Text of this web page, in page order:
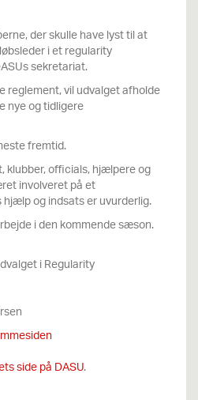
der skulle have lyst til at
i et regularity
sekretariat.
reglement, vil udvalget afholde
nye og tidligere
fremtid.
klubber, officials, hjælpere og
involveret på et
og indsats er uvurderlig.
i den kommende sæson.
i Regularity
side på DASU.